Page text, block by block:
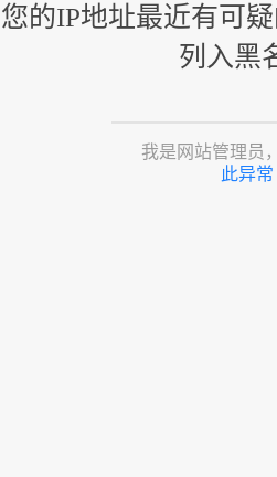
您的IP地址最近有可
列入黑
我是网站管理员，
此异常